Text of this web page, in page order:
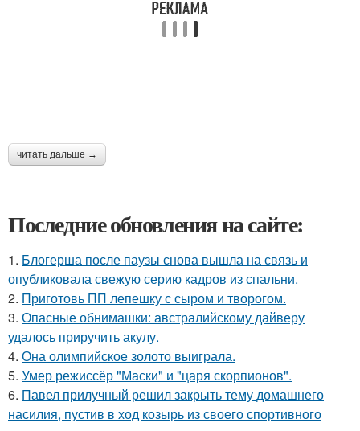
читать дальше →
Последние обновления на сайте:
1. Блогерша после паузы снова вышла на связь и
опубликовала свежую серию кадров из спальни.
2. Приготовь ПП лепешку с сыром и творогом.
3. Опасные обнимашки: австралийскому дайверу
удалось приручить акулу.
4. Она олимпийское золото выиграла.
5. Умер режиссёр "Маски" и "царя скорпионов".
6. Павел прилучный решил закрыть тему домашнего
насилия, пустив в ход козырь из своего спортивного